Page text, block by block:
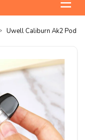
Uwell Caliburn Ak2 Pod